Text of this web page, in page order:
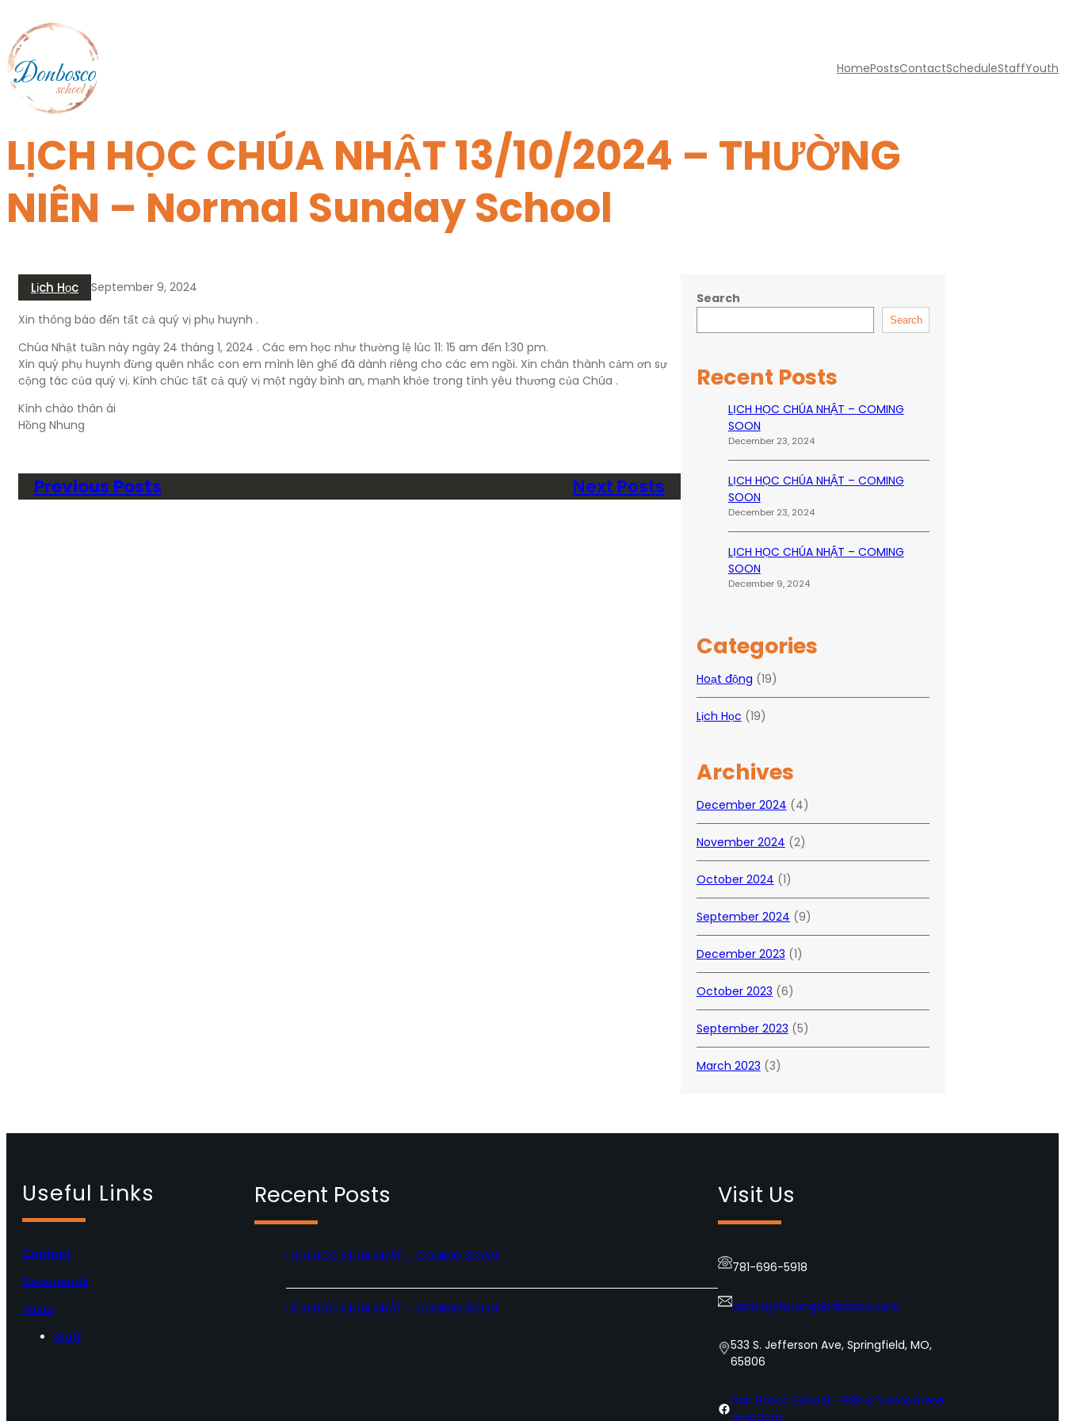
content
HomePostsContactScheduleStaffYouth
LỊCH HỌC CHÚA NHẬT 13/10/2024 – THƯỜNG
NIÊN – Normal Sunday School
Lịch Học September 9, 2024
Xin thông báo đến tất cả quý vị phụ huynh .
Chúa Nhật tuần này ngày 24 tháng 1, 2024 . Các em học như thường lệ lúc 11: 15 am đến 1:30 pm.
Xin quý phụ huynh đừng quên nhắc con em mình lên ghế đã dành riêng cho các em ngồi. Xin chân thành cảm ơn sự
cộng tác của quý vị. Kính chúc tất cả quý vị một ngày bình an, mạnh khỏe trong tình yêu thương của Chúa .
Kính chào thân ái
Hồng Nhung
Previous Posts Next Posts
Search
Search
Recent Posts
LỊCH HỌC CHÚA NHẬT – COMING
SOON
December 23, 2024
LỊCH HỌC CHÚA NHẬT – COMING
SOON
December 23, 2024
LỊCH HỌC CHÚA NHẬT – COMING
SOON
December 9, 2024
Categories
Hoạt động (19)
Lịch Học (19)
Archives
December 2024 (4)
November 2024 (2)
October 2024 (1)
September 2024 (9)
December 2023 (1)
October 2023 (6)
September 2023 (5)
March 2023 (3)
Useful Links
Contact
Documents
Posts
Staff
Recent Posts
LỊCH HỌC CHÚA NHẬT – COMING SOON
LỊCH HỌC CHÚA NHẬT – COMING SOON
Visit Us
781-696-5918
admin@truongdonbosco.com
533 S. Jefferson Ave, Springfield, MO,
65806
Connect Don Bosco School – PSR & Vietnamese
Language